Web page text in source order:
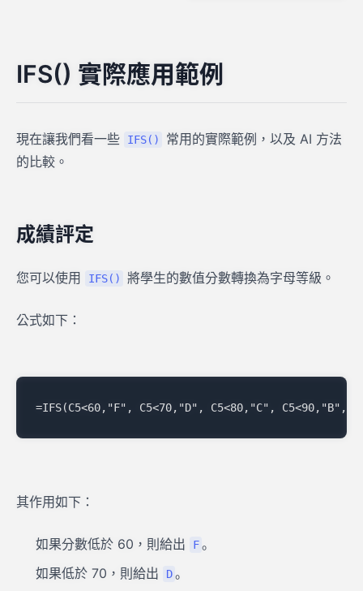
IFS() 實際應用範例
現在讓我們看一些 IFS()
常用的實際範例，以及 AI 方法
的比較。
成績評定
您可以使用 IFS() 將學生的數值分數轉換為字母等級。
公式如下：
其作用如下：
如果分數低於 60，則給出 F 。
如果低於 70，則給出
D 。